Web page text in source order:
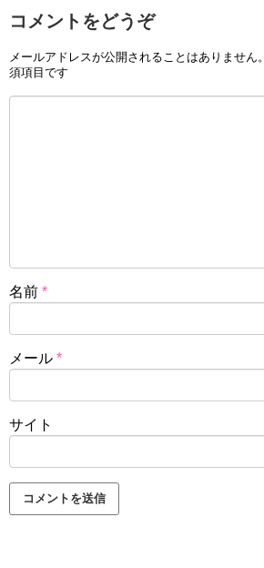
コメントをどうぞ
メールアドレスが公開されることはありません。
須項目です
名前 *
メール *
サイト